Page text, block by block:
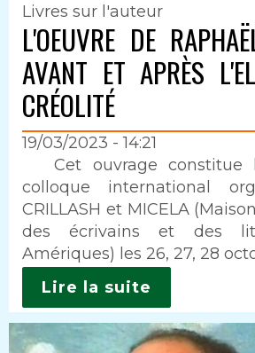
Livres sur l'auteur
L'OEUVRE DE
AVANT ET APRÈS
CRÉOLITÉ
19/03/2023 - 14:21
Intro
Cet ouvrage constitue
colloque international
CRILLASH et MICELA
des écrivains et des
Amériques) les 26, 27, 28
Lire la suite